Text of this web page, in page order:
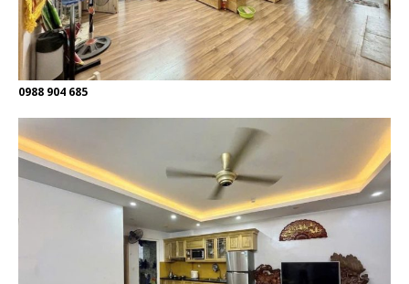
0988 904 685